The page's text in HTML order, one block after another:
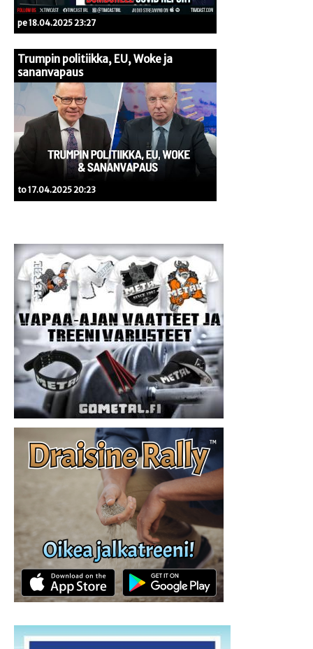
pe 18.04.2025 23:27
Trumpin politiikka, EU, Woke ja
sananvapaus
to 17.04.2025 20:23